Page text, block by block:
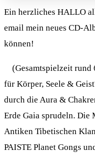
Ein herzliches HALLO
email mein neues CD-
können!
(Gesamtspielzeit rund
für Körper, Seele &
durch die Aura &
Erde Gaia sprudeln. Die
Antiken Tibetischen
PAISTE Planet Gongs